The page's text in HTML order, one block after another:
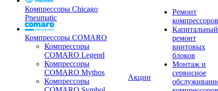
Компрессоры Chicago
Pneumatic
Компрессоры COMARO
Компрессоры
COMARO Legend
Компрессоры
COMARO Mythos
Компрессоры
Акции
Ремонт
компрессоров
Капитальный
ремонт
винтовых
блоков
Монтаж и
сервисное